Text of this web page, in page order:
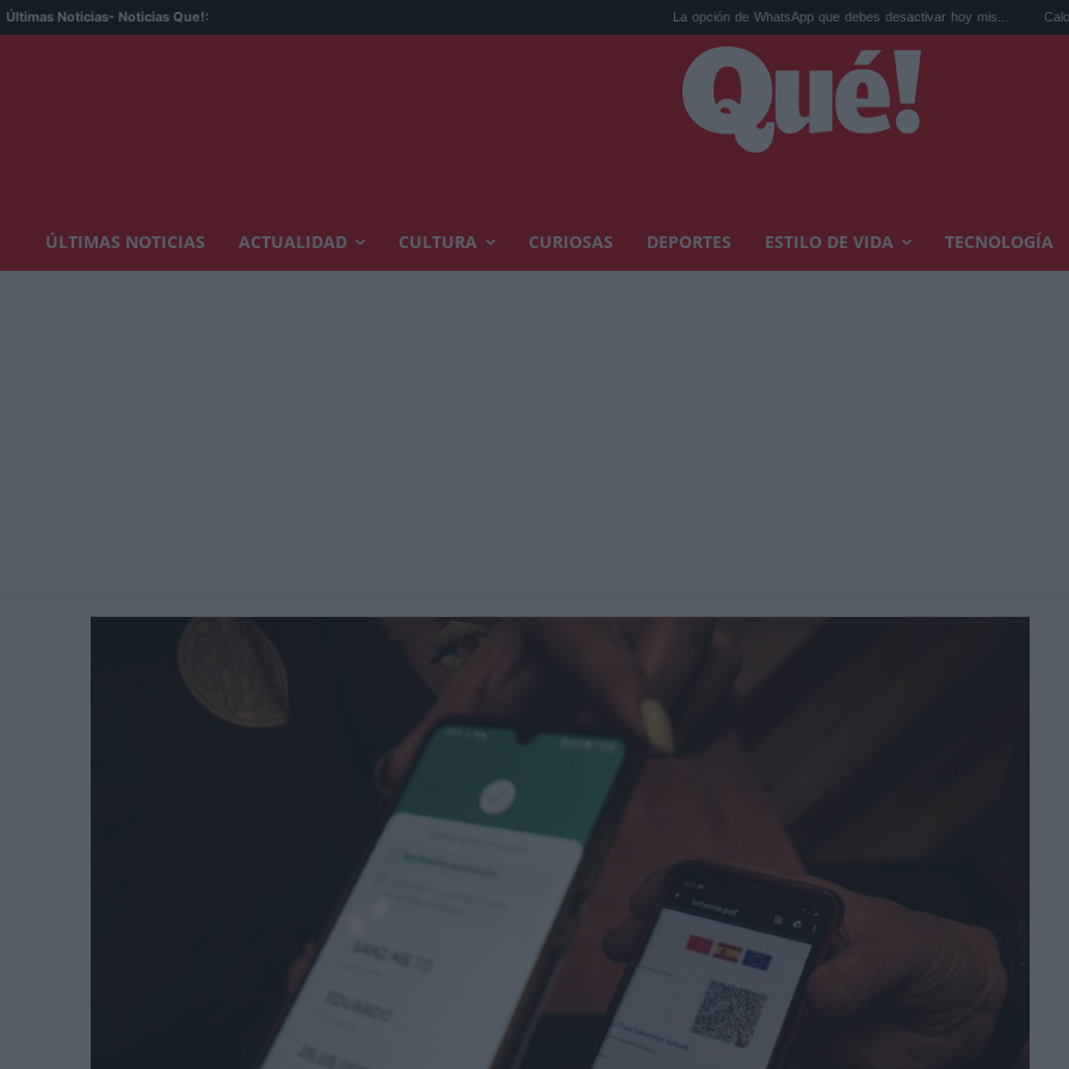
Últimas Noticias- Noticias Que!: La opción de WhatsApp que debes desactivar hoy mis... Calor extremo y
ÚLTIMAS NOTICIAS ACTUALIDAD CULTURA CURIOSAS DEPORTES ESTILO DE VIDA TECNOLOGÍA